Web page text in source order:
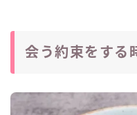
会う約束をする